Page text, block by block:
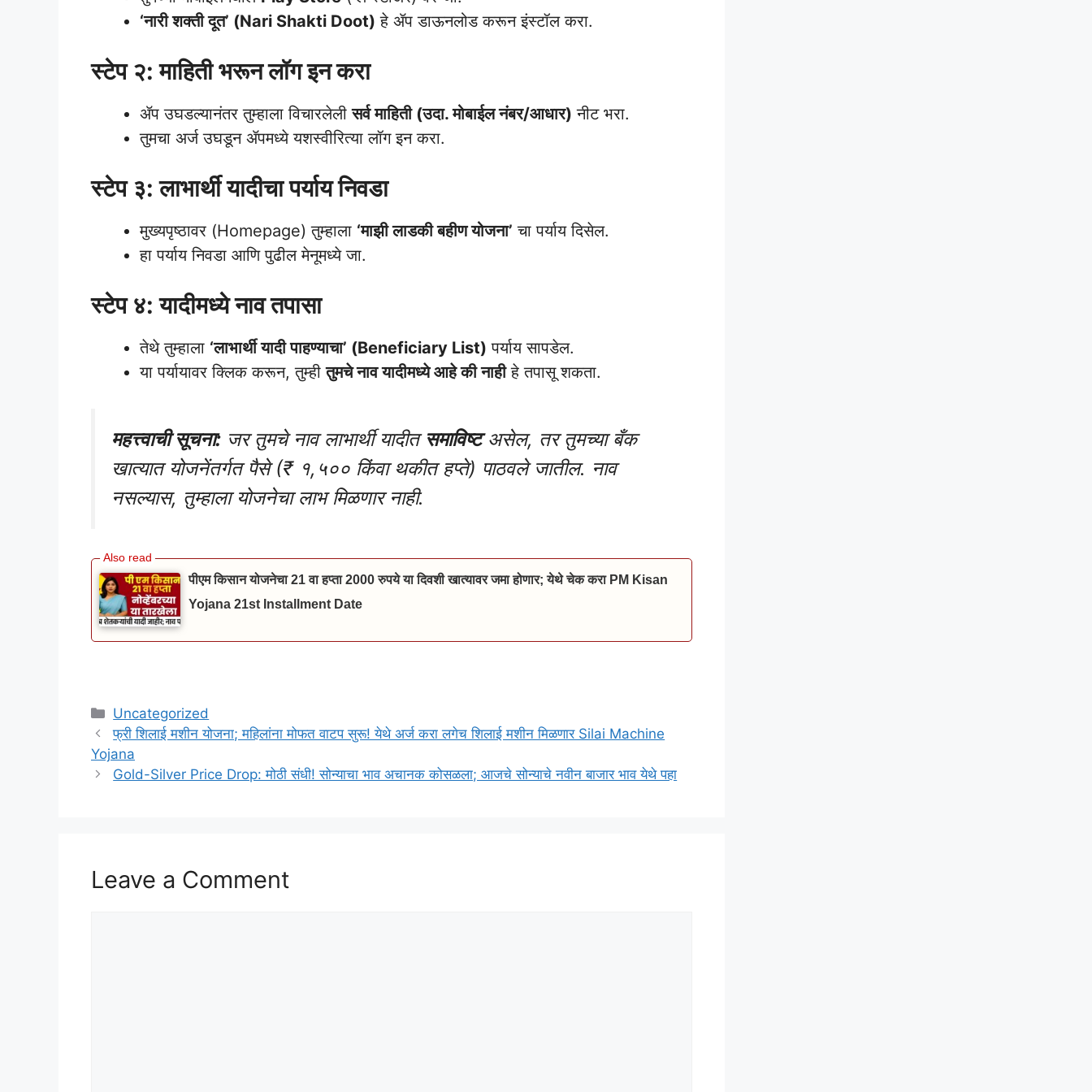
‘नारी शक्ती दूत’ (Nari Shakti Doot) हे ॲप डाऊनलोड करून इंस्टॉल करा.
स्टेप २: माहिती भरून लॉग इन करा
ॲप उघडल्यानंतर तुम्हाला विचारलेलीसर्व माहिती (उदा. मोबाईल नंबर/आधार) नीट भरा.
तुमचा अर्ज उघडून ॲपमध्ये यशस्वीरित्या लॉग इन करा.
स्टेप ३: लाभार्थी यादीचा पर्याय निवडा
मुख्यपृष्ठावर (Homepage) तुम्हाला ‘माझी लाडकी बहीण योजना’ चा पर्याय दिसेल.
हा पर्याय निवडा आणि पुढील मेनूमध्ये जा.
स्टेप ४: यादीमध्ये नाव तपासा
तेथे तुम्हाला ‘लाभार्थी यादी पाहण्याचा’ (Beneficiary List) पर्याय सापडेल.
या पर्यायावर क्लिक करून, तुम्हीतुमचे नाव यादीमध्ये आहे की नाहीहे तपासू शकता.
महत्त्वाची सूचना: जर तुमचे नाव लाभार्थी यादीत समाविष्टअसेल, तर तुमच्या बँक
खात्यात योजनेंतर्गत पैसे (₹ १,५०० किंवा थकीत हप्ते) पाठवले जातील. नाव
नसल्यास, तुम्हाला योजनेचा लाभ मिळणार नाही.
पीएम किसान योजनेचा 21 वा हप्ता 2000 रुपये या दिवशी खात्यावर जमा होणार; येथे चेक करा PM Kisan
Yojana 21st Installment Date
Categories
Uncategorized
फ्री शिलाई मशीन योजना; महिलांना मोफत वाटप सुरू! येथे अर्ज करा लगेच शिलाई मशीन मिळणार Silai Machine
Yojana
Gold-Silver Price Drop: मोठी संधी! सोन्याचा भाव अचानक कोसळला; आजचे सोन्याचे नवीन बाजार भाव येथे पहा
Leave a Comment